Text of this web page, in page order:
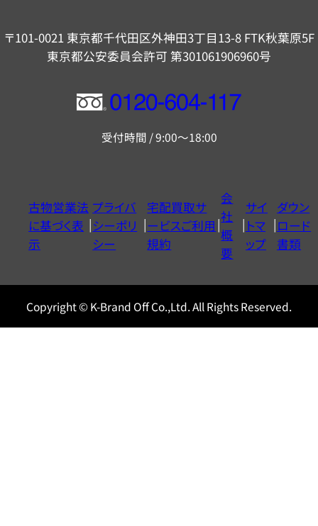
〒101-0021 東京都千代田区外神田3丁目13-8 FTK秋葉原5F
東京都公安委員会許可 第301061906960号
フ
ー
ヤ
ル
0120604117
受付時間 / 9:00～18:00
古物営業法
に基づく表
示
プライバ
シーポリ
シー
宅配買取サ
ービスご利用
規約
会
社
概
要
サイ
トマ
ップ
ダウン
ロード
書類
Copyright © K-Brand Off Co.,Ltd. All Rights Reserved.